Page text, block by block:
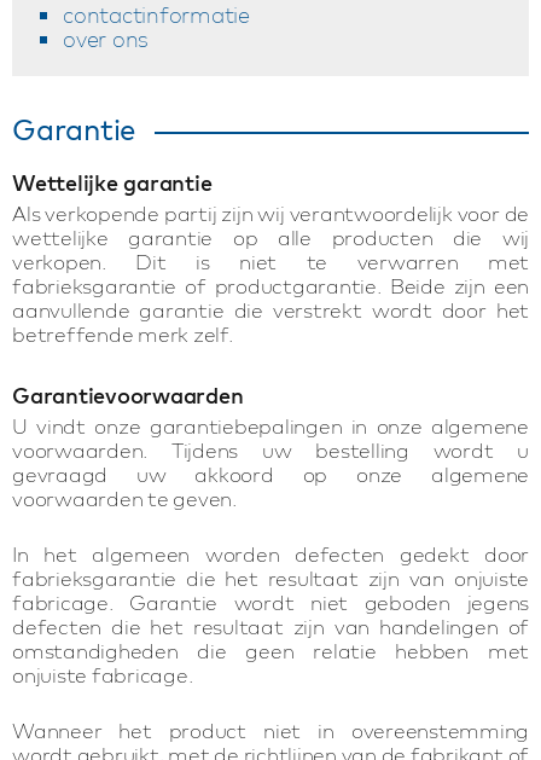
contactinformatie
over ons
Garantie
Wettelijke garantie
Als verkopende partij zijn wij verantwoordelijk voor de
wettelijke garantie op alle producten die wij
verkopen. Dit is niet te verwarren met
fabrieksgarantie of productgarantie. Beide zijn een
aanvullende garantie die verstrekt wordt door het
betreffende merk zelf.
Garantievoorwaarden
U vindt onze garantiebepalingen in onze algemene
voorwaarden. Tijdens uw bestelling wordt u
gevraagd uw akkoord op onze algemene
voorwaarden te geven.
In het algemeen worden defecten gedekt door
fabrieksgarantie die het resultaat zijn van onjuiste
fabricage. Garantie wordt niet geboden jegens
defecten die het resultaat zijn van handelingen of
omstandigheden die geen relatie hebben met
onjuiste fabricage.
Wanneer het product niet in overeenstemming
wordt gebruikt, met de richtlijnen van de fabrikant of